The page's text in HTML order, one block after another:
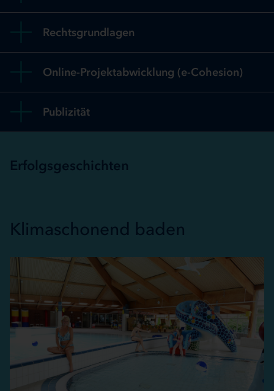
Rechtsgrundlagen
Online-Projektabwicklung (e-Cohesion)
Publizität
Erfolgsgeschichten
Klimaschonend baden